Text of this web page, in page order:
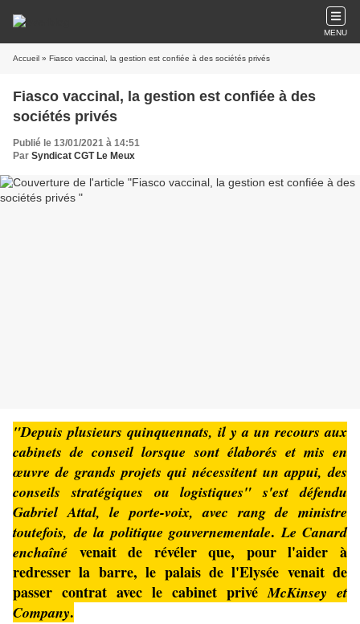
MENU
Accueil » Fiasco vaccinal, la gestion est confiée à des sociétés privés
Fiasco vaccinal, la gestion est confiée à des
sociétés privés
Publié le 13/01/2021 à 14:51
Par Syndicat CGT Le Meux
"Depuis plusieurs quinquennats, il y a un recours aux
cabinets de conseil lorsque sont élaborés et mis en
œuvre de grands projets qui nécessitent un appui, des
conseils stratégiques ou logistiques" s'est défendu
Gabriel Attal, le porte-voix, avec rang de ministre
toutefois, de la politique gouvernementale.Le Canard
enchaîné venait de révéler que, pour l'aider à
redresser la barre, le palais de l'Elysée venait de
passer contrat avec le cabinet privéMcKinsey et
Company.